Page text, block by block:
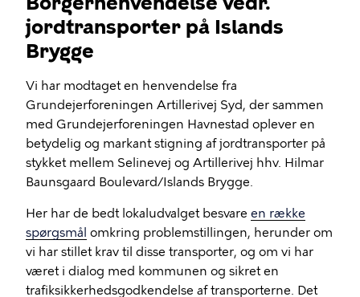
jordtransporter på Islands
Brygge
Vi har modtaget en henvendelse fra
Grundejerforeningen Artillerivej Syd, der sammen
med Grundejerforeningen Havnestad oplever en
betydelig og markant stigning af jordtransporter på
stykket mellem Selinevej og Artillerivej hhv. Hilmar
Baunsgaard Boulevard/Islands Brygge.
Her har de bedt lokaludvalget besvare en række
spørgsmål omkring problemstillingen, herunder om
vi har stillet krav til disse transporter, og om vi har
været i dialog med kommunen og sikret en
trafiksikkerhedsgodkendelse af transporterne. Det